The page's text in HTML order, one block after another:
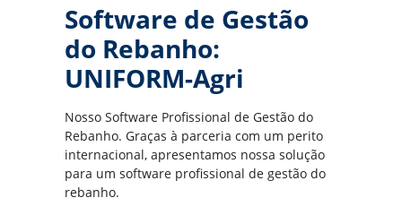
Software de Gestão
do Rebanho:
UNIFORM-Agri
Nosso Software Profissional de Gestão do
Rebanho. Graças à parceria com um perito
internacional, apresentamos nossa solução
para um software profissional de gestão do
rebanho.